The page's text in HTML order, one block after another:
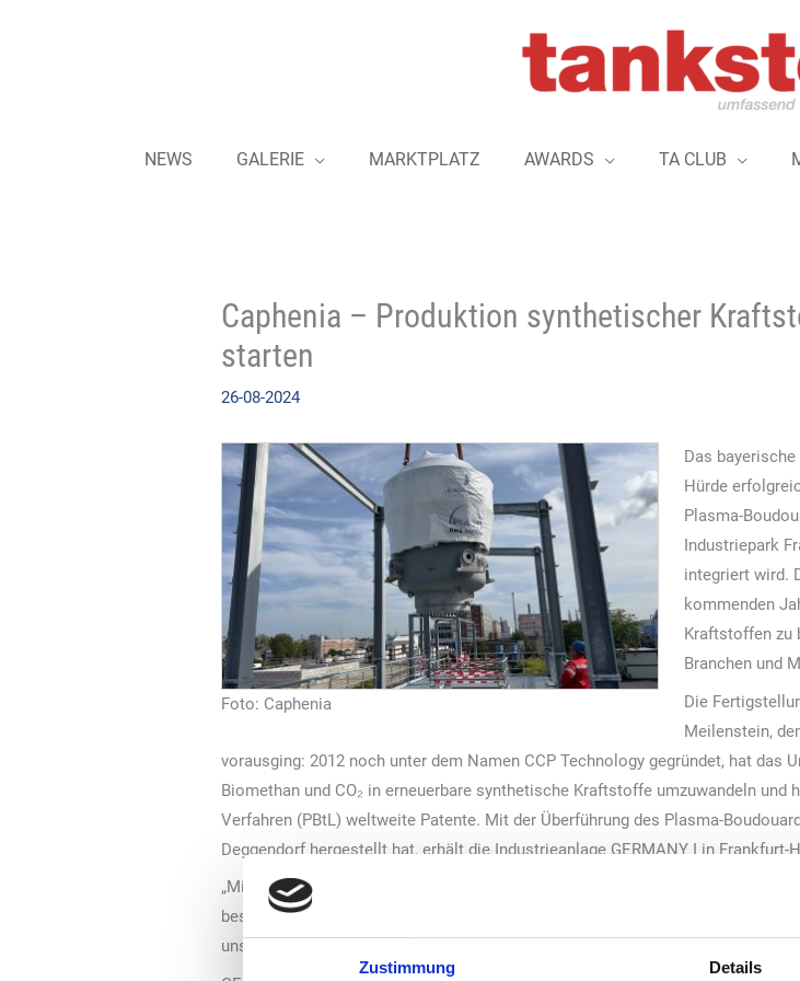
Zustimmung Details
NEWS GALERIE MARKTPLATZ AWARDS TA CLUB
Caphenia – Produktion synthetischer
starten
26-08-2024
Foto: Caphenia
Das
Hürde
Plasma-
Industriepark
integriert wird.
kommenden
Kraftstoffen zu
Branchen und
Die
Meilenstein,
vorausging: 2012 noch unter dem Namen CCP Technology gegründet, hat das
Biomethan und CO₂ in erneuerbare synthetische Kraftstoffe umzuwandeln
Verfahren (PBtL) weltweite Patente. Mit der Überführung des Plasma-
Deggendorf hergestellt hat, erhält die Industrieanlage GERMANY I in
„Mit dem heutigen Tag befinden wir uns auf der Zielgeraden unserer Vision
besonderer Dank gilt allen Kolleginnen und Kollegen, allen Gesellschaftern,
unsere bisherige Reise nicht möglich gewesen wäre“, sagt Dr. Mark Misselhorn,